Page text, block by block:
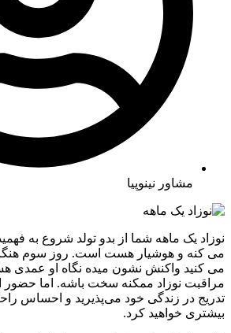
مشاور نینوپیا
یک ماهه شما از بدو تولد شروع به
کنه و هوشیار هست است. روز سوم
کنید واکنش نشون میده نگاه او عمدی
نوزاد ممکنه سخت باشه. اما حضور
در زندگی خود می‌پذیرید و احساس
خواهید کرد.